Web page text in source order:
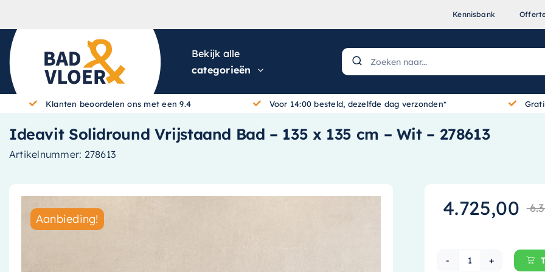
Kennisbank
Bekijk alle
categorieën
Klanten beoordelen ons met een 9.4 Voor 14:00 besteld, dezelfde dag verzonden*
Ideavit Solidround Vrijstaand Bad – 135 x 135 cm – Wit – 278613
Artikelnummer: 278613
Aanbieding! 4.725,00
Ideavit